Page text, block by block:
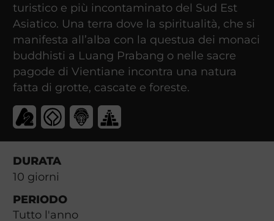
turistico e più incontaminato del Sud Est
Asiatico. Una terra dove la spiritualità, che si
manifesta all’alba con la questua dei monaci
buddhisti a Luang Prabang o nelle sacre
pagode di Vientiane incontra una natura
fatta di grotte, cascate e foreste.
DURATA
10 giorni
PERIODO
Tutto l'anno